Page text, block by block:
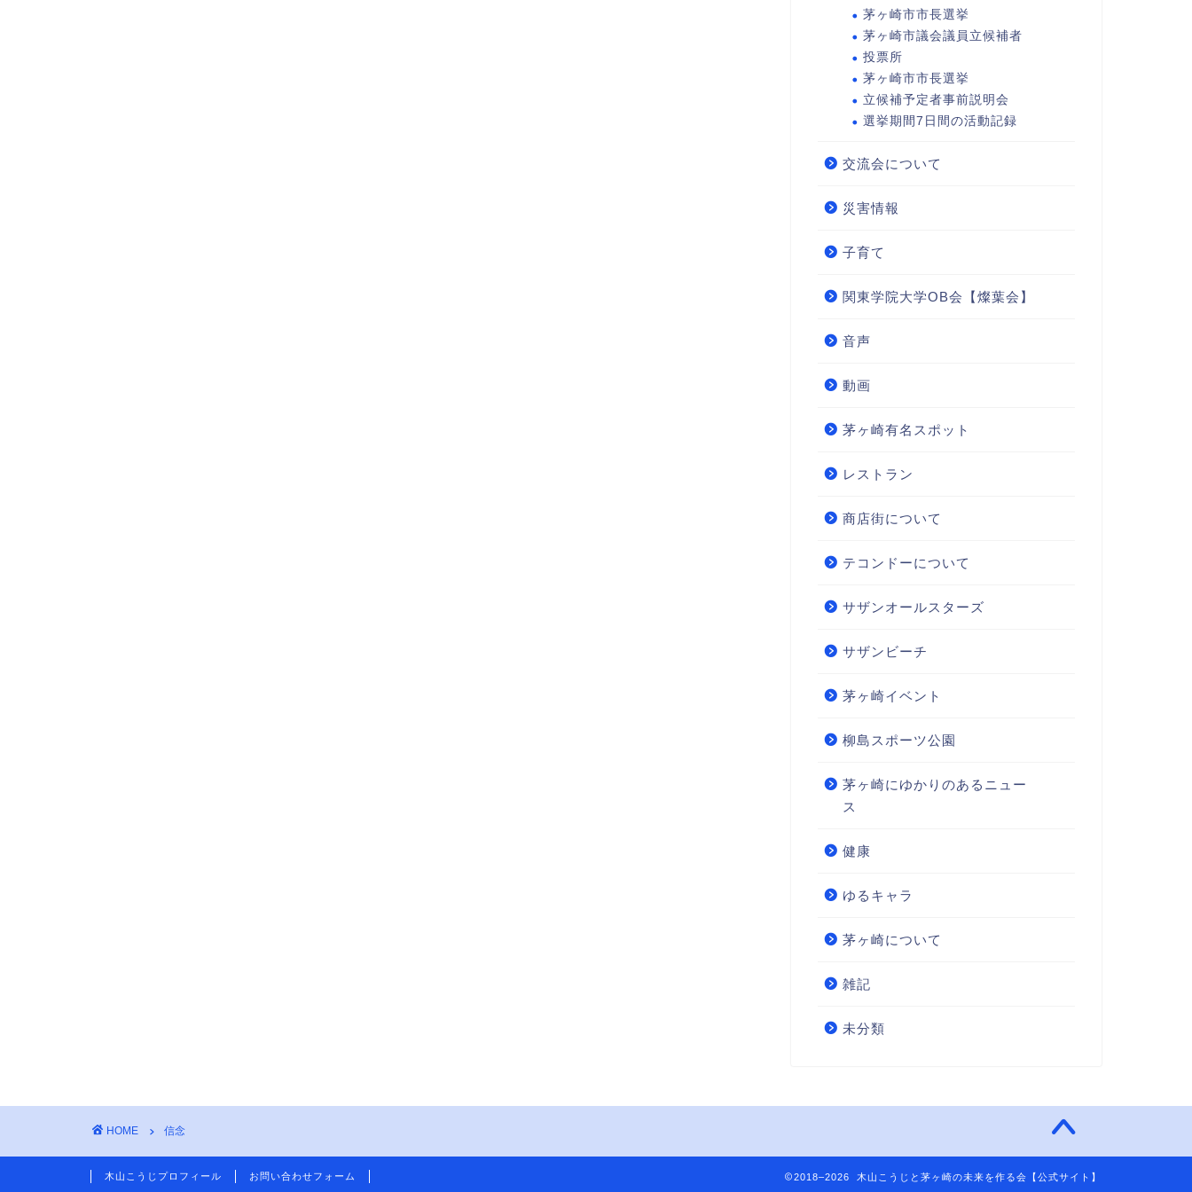
茅ヶ崎市市長選挙
茅ヶ崎市議会議員立候補者
投票所
茅ヶ崎市市長選挙
立候補予定者事前説明会
選挙期間7日間の活動記録
交流会について
災害情報
子育て
関東学院大学OB会【燦葉会】
音声
動画
茅ヶ崎有名スポット
レストラン
商店街について
テコンドーについて
サザンオールスターズ
サザンビーチ
茅ヶ崎イベント
柳島スポーツ公園
茅ヶ崎にゆかりのあるニュー
ス
健康
ゆるキャラ
茅ヶ崎について
雑記
未分類
HOME 信念
木山こうじプロフィール お問い合わせフォーム 2018–2026 木山こうじと茅ヶ崎の未来を作る会【公式サイト】